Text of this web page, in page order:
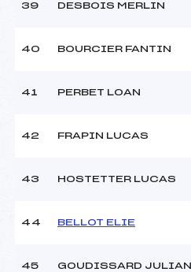
39 DESBOIS MERLIN
40 BOURCIER FANTIN
41 PERBET LOAN
42 FRAPIN LUCAS
43 HOSTETTER LUCAS
44 BELLOT ELIE
45 GOUDISSARD JULIAN